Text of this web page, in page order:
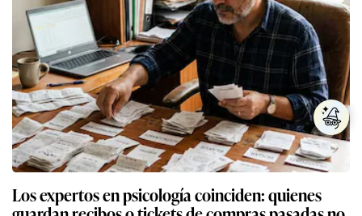
Los expertos en psicología coinciden: quienes